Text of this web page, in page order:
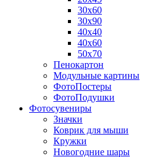
30х60
30х90
40х40
40х60
50х70
Пенокартон
Модульные картины
ФотоПостеры
ФотоПодушки
Фотоcувениры
Значки
Коврик для мыши
Кружки
Новогодние шары